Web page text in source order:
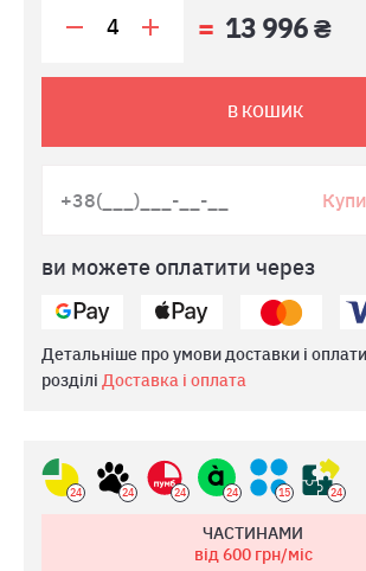
13 996 ₴
В КОШИК
ви можете оплатити через
Детальніше про умови доставки і
розділі Доставка і оплата
24 24 24 24 15 24
ЧАСТИНАМИ
від 600грн/міс